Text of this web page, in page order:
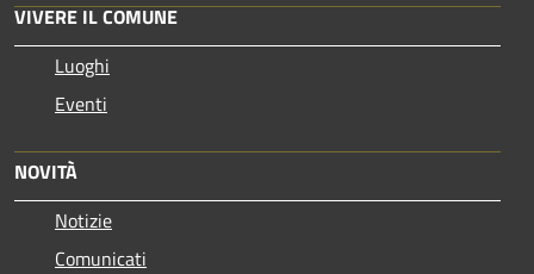
VIVERE IL COMUNE
Luoghi
Eventi
NOVITÀ
Notizie
Comunicati